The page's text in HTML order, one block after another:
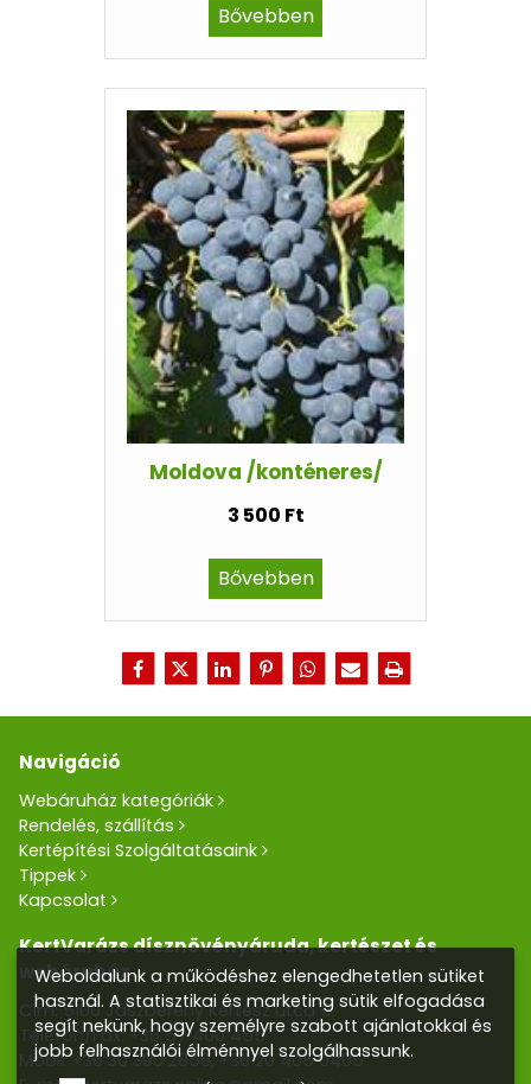
Bővebben
Moldova /konténeres/
3 500 Ft
Bővebben
Navigáció
Webáruház kategóriák
Rendelés, szállítás
Kertépítési Szolgáltatásaink
Tippek
Kapcsolat
KertVarázs dísznövényáruda, kertészet és
webáruház
Cím: 5100 Jászberény Kertész utca 5.
Telefon/Fax: +36 57 400 455
Mobil:+36 30 390 2856,+36 20 405 0405
Weboldalunk a működéshez elengedhetetlen sütiket
használ. A statisztikai és marketing sütik elfogadása
segít nekünk, hogy személyre szabott ajánlatokkal és
jobb felhasználói élménnyel szolgálhassunk.